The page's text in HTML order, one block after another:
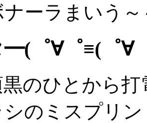
ナーラまいう
━(゜∀゜≡(゜∀
のひとから打
シのミスプリ